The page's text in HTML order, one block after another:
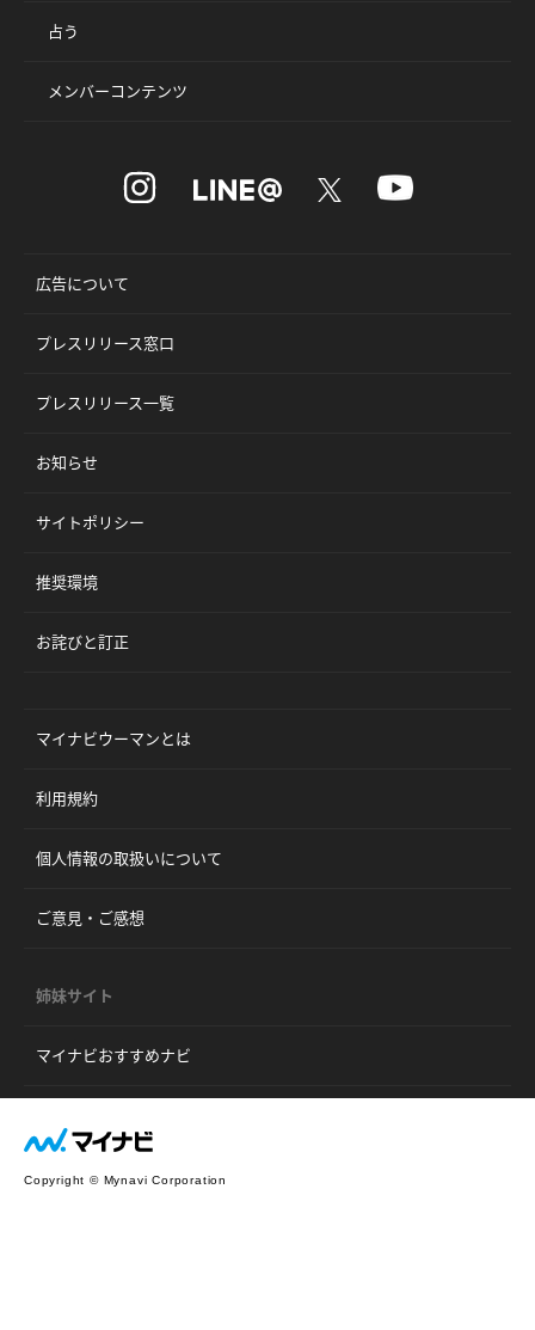
占う
メンバーコンテンツ
広告について
プレスリリース窓口
プレスリリース一覧
お知らせ
サイトポリシー
推奨環境
お詫びと訂正
マイナビウーマンとは
利用規約
個人情報の取扱いについて
ご意見・ご感想
姉妹サイト
マイナビおすすめナビ
Copyright © Mynavi Corporation